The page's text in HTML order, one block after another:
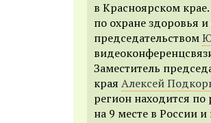
в Красноярском
по охране здоровья
председательством
Заместитель
края Алексей
регион находится по
на 9 месте в России